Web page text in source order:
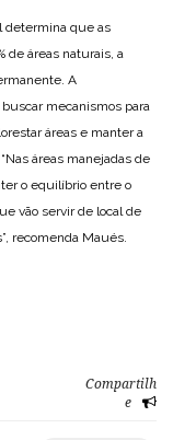
determina que as
de áreas naturais, a
A
mecanismos para
áreas e manter a
áreas manejadas de
o equilíbrio entre o
vão servir de local de
recomenda Maués.
Compartilh
e